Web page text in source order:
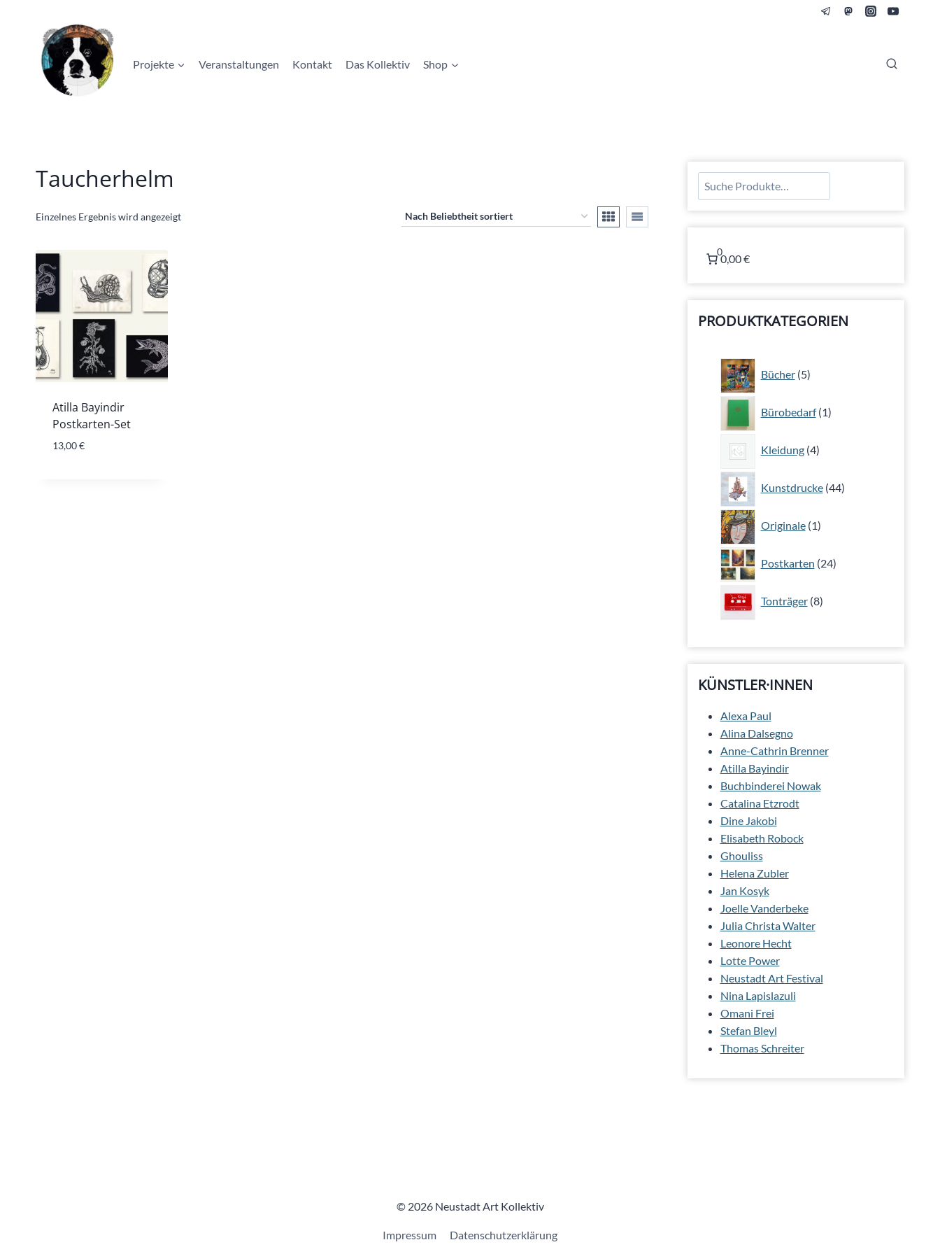
Projekte
Veranstaltungen Kontakt Das Kollektiv Shop
Taucherhelm
Einzelnes Ergebnis wird angezeigt
Atilla Bayindir
Postkarten-Set
13,00€
Suchen
0
0,00 €
PRODUKTKATEGORIEN
Bücher 5
Produkte
Bürobedarf 1
Produkt
Kleidung 4
Produkte
Kunstdrucke 44
Produkte
Originale 1
Produkt
Postkarten 24
Produkte
Tonträger 8
Produkte
KÜNSTLER·INNEN
Alexa Paul
Alina Dalsegno
Anne-Cathrin Brenner
Atilla Bayindir
Buchbinderei Nowak
Catalina Etzrodt
Dine Jakobi
Elisabeth Robock
Ghouliss
Helena Zubler
Jan Kosyk
Joelle Vanderbeke
Julia Christa Walter
Leonore Hecht
Lotte Power
Neustadt Art Festival
Nina Lapislazuli
Omani Frei
Stefan Bleyl
Thomas Schreiter
© 2026 Neustadt Art Kollektiv
Impressum Datenschutzerklärung